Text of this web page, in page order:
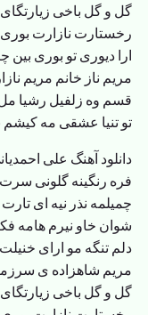
گل و گل باخی
رخستارت نازارت بوری
ارا دیوری تو بوری بین
مریم ناز خانم مریم
قسم وه زلفیل رشیا
تو تنیا عشقی مه کیشم
دانلود آهنگ علی
فره رنگینه گلونی سرت
چمیلمه نذر نیه ای تارت
شوان خاو نیرم هامه
دلم تنگه مو ارای خنیلت
مریم شاهزاده ی
گل و گل باخی